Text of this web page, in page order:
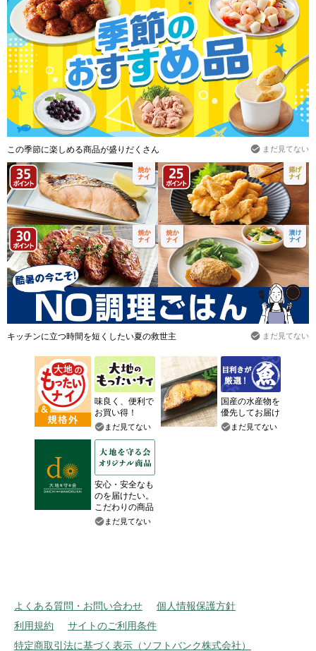
この季節に楽しめる商品が盛りだくさん まだ見てない
キッチンに立つ時間を短くしたい夏の救世主 まだ見てない
味良く、便利で
お買い得！
まだ見てない
国産の水産物を
優先してお届け
まだ見てない
安心・安全なも
のを届けたい。
こだわりの商品
まだ見てない
よくある質問・お問い合わせ
個人情報保護方針
利用規約
サイトのご利用条件
特定商取引法に基づく表示（ソフトバンク株式会社）